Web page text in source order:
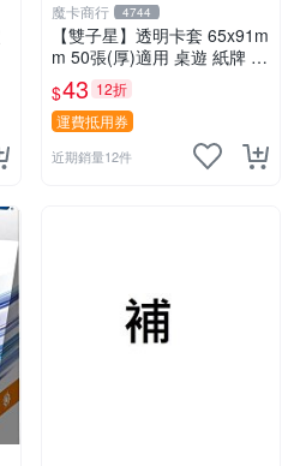
魔卡商行 4744
【雙子星】透明卡套 65x91m
m 50張(厚)適用 桌遊 紙牌 vir
gin queen 處女皇后 Boardga
me
$43 12折
運費抵用券
近期銷量12件